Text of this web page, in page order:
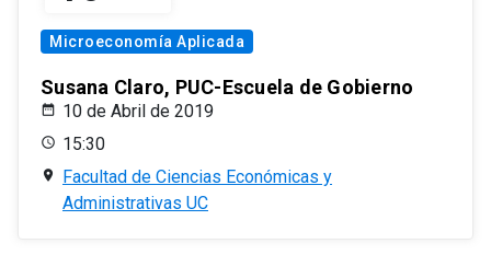
Microeconomía Aplicada
Susana Claro, PUC-Escuela de Gobierno
10 de Abril de 2019
15:30
Facultad de Ciencias Económicas y
Administrativas UC